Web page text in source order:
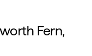
Fern,